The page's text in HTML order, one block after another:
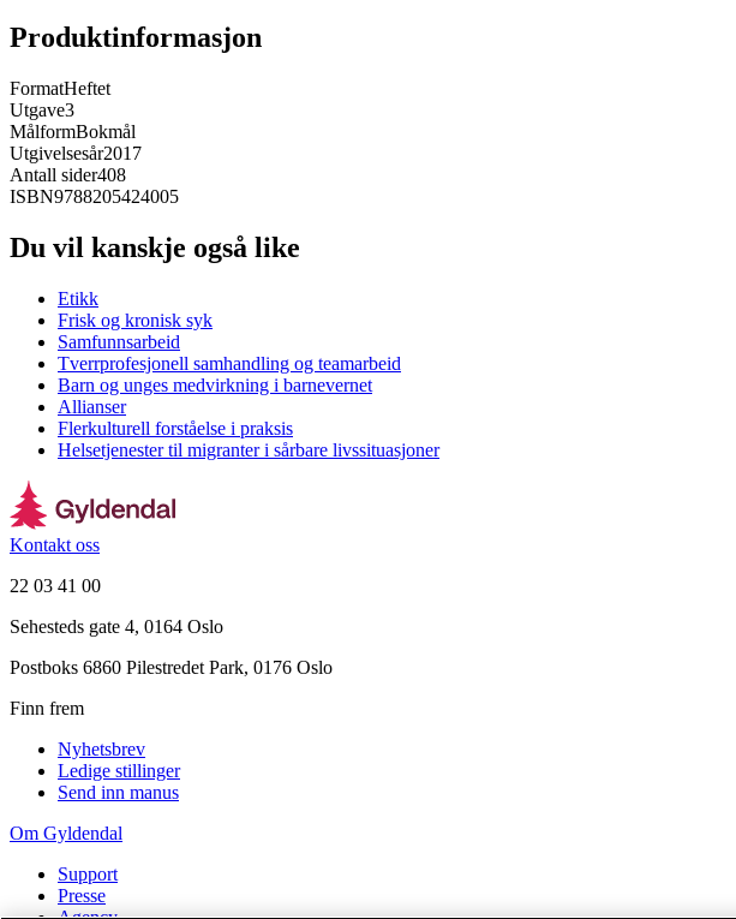
Produktinformasjon
FormatHeftet
Utgave3
MålformBokmål
Utgivelsesår2017
Antall sider408
ISBN9788205424005
Du vil kanskje også like
Etikk
Frisk og kronisk syk
Samfunnsarbeid
Tverrprofesjonell samhandling og teamarbeid
Barn og unges medvirkning i barnevernet
Allianser
Flerkulturell forståelse i praksis
Helsetjenester til migranter i sårbare livssituasjoner
Kontakt oss
22 03 41 00
Sehesteds gate 4, 0164 Oslo
Postboks 6860 Pilestredet Park, 0176 Oslo
Finn frem
Nyhetsbrev
Ledige stillinger
Send inn manus
Om Gyldendal
Support
Presse